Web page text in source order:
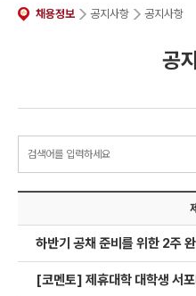
채용정보 공지사항 공지사항
공
하반기 공채 준비를 위한 2주
[코멘토] 제휴대학 대학생 서